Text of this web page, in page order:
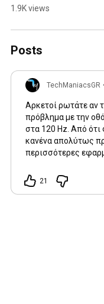
1.9K views
Posts
TechManiacsGR •
Αρκετοί ρωτάτε αν
πρόβλημα με την
στα 120 Hz. Από ότι
κανένα απολύτως
περισσότερες
στο αυτόματο.
21